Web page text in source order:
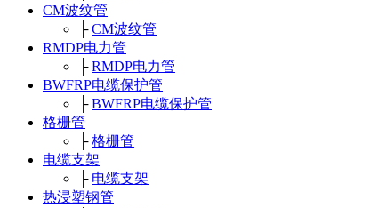
CM波纹管
├CM波纹管
RMDP电力管
├RMDP电力管
BWFRP电缆保护管
├BWFRP电缆保护管
格栅管
├格栅管
电缆支架
├ 电缆支架
热浸塑钢管